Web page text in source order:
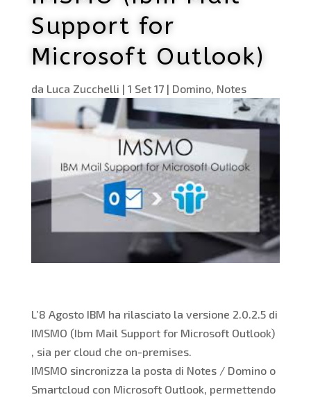
Support for
Microsoft Outlook)
da Luca Zucchelli | 1 Set 17| Domino, Notes
L’8 Agosto IBM ha rilasciato la versione 2.0.2.5 di
IMSMO (Ibm Mail Support for Microsoft Outlook)
, sia per cloud che on-premises.
IMSMO sincronizza la posta di Notes / Domino o
Smartcloud con Microsoft Outlook, permettendo